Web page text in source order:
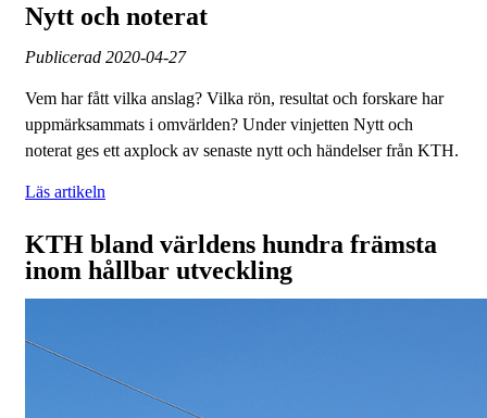
Nytt och noterat
Publicerad 2020-04-27
Vem har fått vilka anslag? Vilka rön, resultat och forskare har
uppmärksammats i omvärlden? Under vinjetten Nytt och
noterat ges ett axplock av senaste nytt och händelser från KTH.
Läs artikeln
KTH bland världens hundra främsta
inom hållbar utveckling